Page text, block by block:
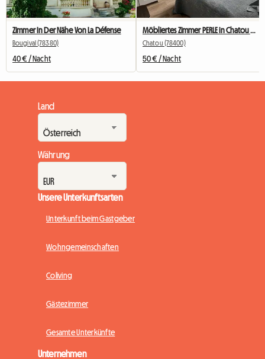
Zimmer In Der Nähe Von La Défense
Bougival (78380)
40 € / Nacht
Möbliertes Zimmer PERLE in Chatou mit eigenem Bad
Chatou (78400)
50 € / Nacht
Land
Währung
Unsere Unterkunftsarten
Unterkunft beim Gastgeber
Wohngemeinschaften
Coliving
Gästezimmer
Gesamte Unterkünfte
Unternehmen